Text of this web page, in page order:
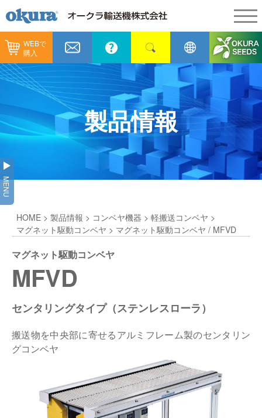
WEBで
購入
製品情報
製品情報
コンベヤ機器
コンベヤ機器を探す
ヒント集
GTPシステム
仕分けシステム
ピッキングシステム
保管システム
パレタイズ・デパレタイズシステム
バンニング・デバンニングシステム
納入事例
納入事例
全業種
飲料
通販
食品
メンテナンス
カタログ／CAD
代表あいさつ
企業理念
会社概要
事業所一覧
オークラグループ
採用情報
ショールーム
オークラミュージアム
新着情報
物流用語集
オークラ育英財団
プライバシーポリシー
製品情報
MENU
HOME > 製品情報 > コンベヤ機器 > 軽搬送コンベヤ >
マグネット駆動コンベヤ > マグネット駆動コンベヤ / MFVD
マグネット駆動コンベヤ
MFVD
センタリングタイプ（ステンレスローラ）
搬送物を中央部に寄せるアルミフレーム製のセンタリン
グコンベヤ